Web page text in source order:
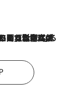
まで続く？《エネルギー専門家に聞く“どうなる日本の暮らし”》